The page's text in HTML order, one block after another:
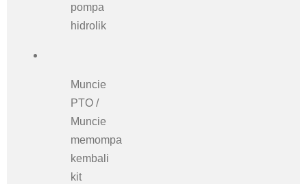
pompa
hidrolik
Muncie
PTO /
Muncie
memompa
kembali
kit